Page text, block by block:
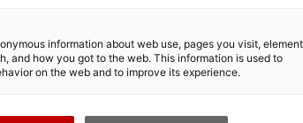
information about web use, pages you visit,
and how you got to the web. This information is used to
on the web and to improve its experience.